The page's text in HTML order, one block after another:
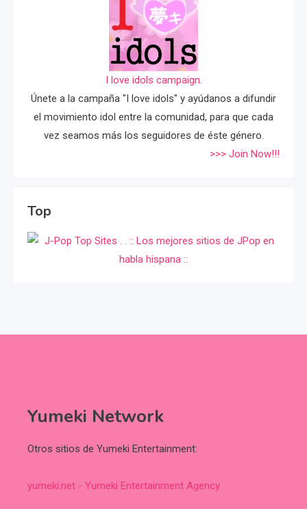
I love idols campaign.
Únete a la campaña "I love idols" y ayúdanos a difundir
el movimiento idol entre la comunidad, para que cada
vez seamos más los seguidores de éste género.
>>> Join Now!!!
Top
Yumeki Network
Otros sitios de Yumeki Entertainment:
yumeki.net - Yumeki Entertainment Agency